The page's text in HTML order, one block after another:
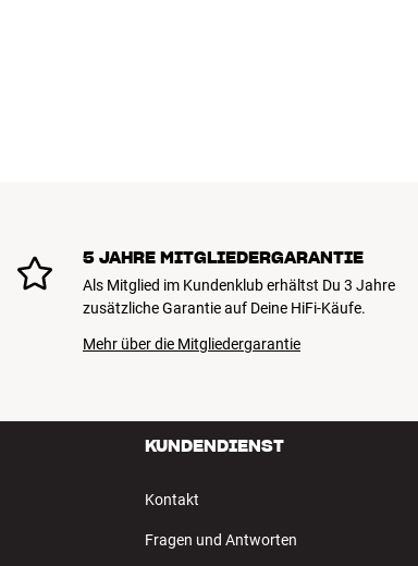
5 JAHRE MITGLIEDERGARANTIE
Als Mitglied im Kundenklub erhältst Du 3 Jahre
zusätzliche Garantie auf Deine HiFi-Käufe.
Mehr über die Mitgliedergarantie
KUNDENDIENST
Kontakt
Fragen und Antworten